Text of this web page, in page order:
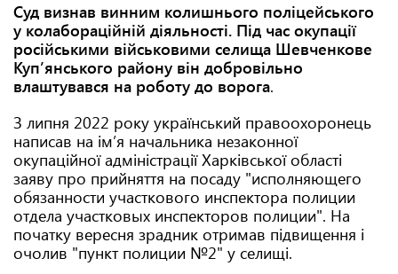
Суд визнав винним колишнього поліцейського
у колабораційній діяльності. Під час окупації
російськими військовими селища Шевченкове
Купʼянського району він добровільно
влаштувався на роботу до ворога.
З липня 2022 року український правоохоронець
написав на ім’я начальника незаконної
окупаційної адміністрації Харківської області
заяву про прийняття на посаду "исполняющего
обязанности участкового инспектора полиции
отдела участковых инспекторов полиции". На
початку вересня зрадник отримав підвищення і
очолив "пункт полиции №2" у селищі.